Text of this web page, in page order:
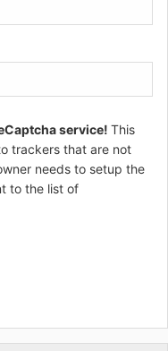
service! This
trackers that are not
needs to setup the
to the list of